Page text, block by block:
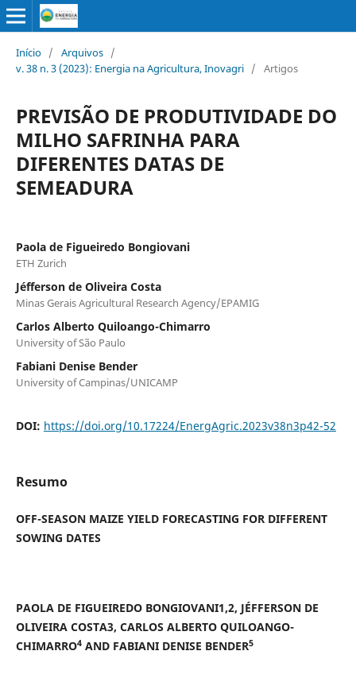
Início / Arquivos /
v. 38 n. 3 (2023): Energia na Agricultura, Inovagri / Artigos
PREVISÃO DE PRODUTIVIDADE DO
MILHO SAFRINHA PARA
DIFERENTES DATAS DE
SEMEADURA
Paola de Figueiredo Bongiovani
ETH Zurich
Jéfferson de Oliveira Costa
Minas Gerais Agricultural Research Agency/EPAMIG
Carlos Alberto Quiloango-Chimarro
University of São Paulo
Fabiani Denise Bender
University of Campinas/UNICAMP
DOI: https://doi.org/10.17224/EnergAgric.2023v38n3p42-52
Resumo
OFF-SEASON MAIZE YIELD FORECASTING FOR DIFFERENT
SOWING DATES
PAOLA DE FIGUEIREDO BONGIOVANI1,2, JÉFFERSON DE
OLIVEIRA COSTA3, CARLOS ALBERTO QUILOANGO-
CHIMARRO4AND FABIANI DENISE BENDER5